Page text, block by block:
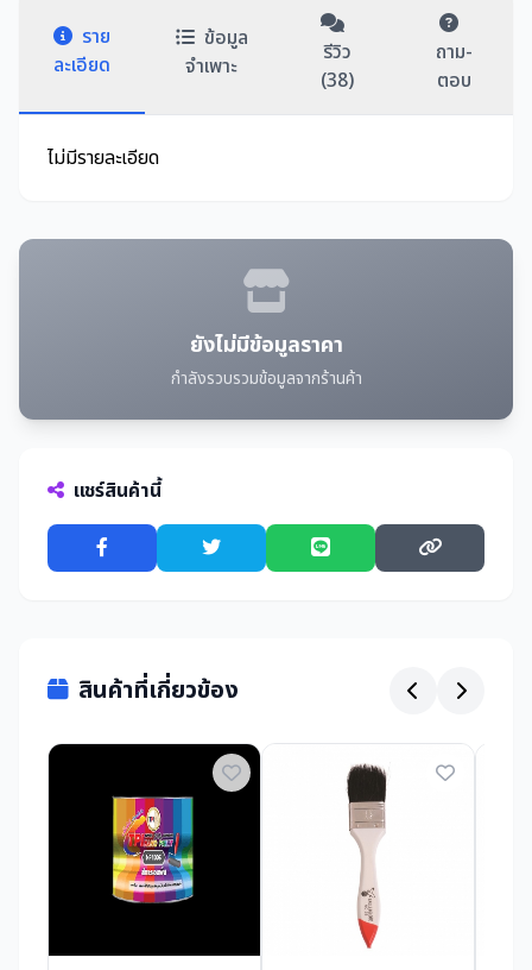
ราย
ละเอียด
ข้อมูล
จำเพาะ
รีวิว
(38)
ถาม-
ตอบ
ไม่มีรายละเอียด
ยังไม่มีข้อมูลราคา
กำลังรวบรวมข้อมูลจากร้านค้า
แชร์สินค้านี้
สินค้าที่เกี่ยวข้อง